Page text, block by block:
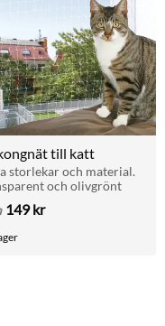
till katt
storlekar och material.
och olivgrönt
149kr